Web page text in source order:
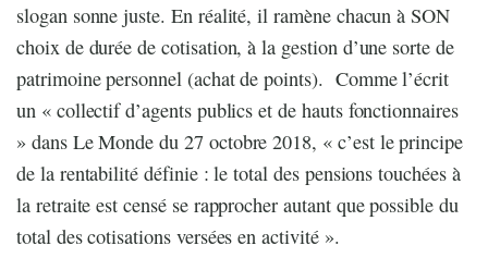
slogan sonne juste. En réalité, il ramène chacun à SON
choix de durée de cotisation, à la gestion d’une sorte de
patrimoine personnel (achat de points). Comme l’écrit
un « collectif d’agents publics et de hauts fonctionnaires
» dans Le Monde du 27 octobre 2018, « c’est le principe
de la rentabilité définie : le total des pensions touchées à
la retraite est censé se rapprocher autant que possible du
total des cotisations versées en activité ».